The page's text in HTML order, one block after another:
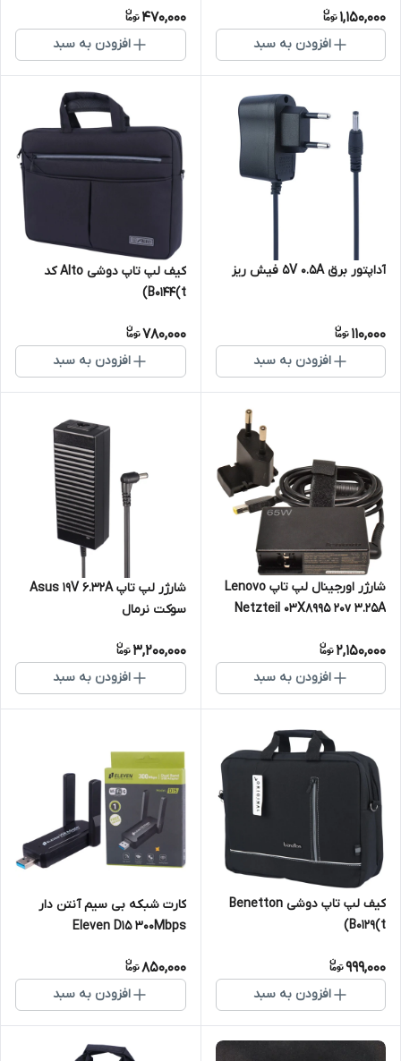
1,150,000
افزودن به سبد
470,000
افزودن به سبد
آداپتور برق 5V 0.5A فیش ریز
110,000
افزودن به سبد
کیف لپ تاپ دوشی Alto کد
B0144(t)
780,000
افزودن به سبد
شارژر اورجینال لپ تاپ Lenovo
Netzteil 03X8995 20v 3.25A
2,150,000
افزودن به سبد
شارژر لپ تاپ Asus 19V 6.32A
سوکت نرمال
3,200,000
افزودن به سبد
کیف لپ تاپ دوشی Benetton
B0129(t)
999,000
افزودن به سبد
کارت شبکه بی سیم آنتن دار
Eleven D15 300Mbps
850,000
افزودن به سبد